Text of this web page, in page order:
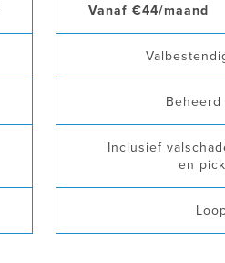
Vanaf €44/maand
Inclusief
en